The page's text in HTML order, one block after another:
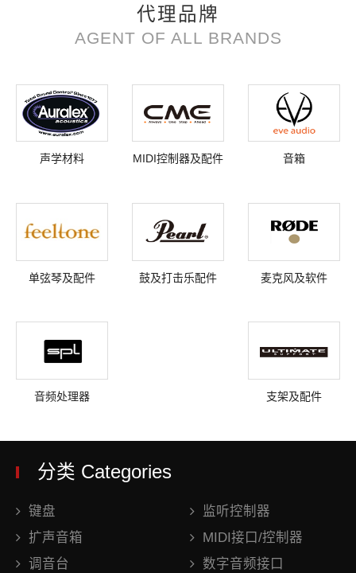
代理品牌
AGENT OF ALL BRANDS
声学材料 MIDI控制器及配件 音箱
单弦琴及配件 鼓及打击乐配件 麦克风及软件
音频处理器 支架及配件
分类 Categories
键盘
监听控制器
扩声音箱
MIDI接口/控制器
调音台
数字音频接口